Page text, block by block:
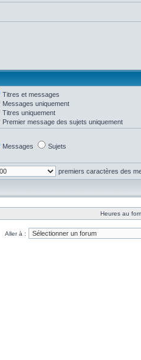
Titres et messages
Messages uniquement
Titres uniquement
Premier message des sujets uniquement
Messages Sujets
premiers caractères des
Heures au
Aller à :